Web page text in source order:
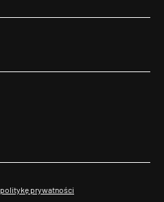
politykę prywatności